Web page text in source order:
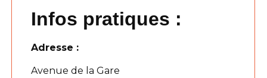
Infos pratiques :
Adresse :
Avenue de la Gare